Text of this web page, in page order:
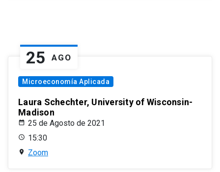
25 AGO
Microeconomía Aplicada
Laura Schechter, University of Wisconsin-
Madison
25 de Agosto de 2021
15:30
Zoom